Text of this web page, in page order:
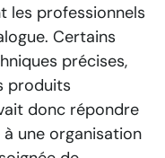
les professionnels
Certains
précises,
produits
donc répondre
une organisation